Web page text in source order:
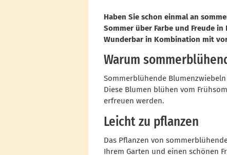
Haben Sie schon einmal an
Sommer über Farbe und Freude
Wunderbar in Kombination mit
Warum
Sommerblühende
Diese Blumen blühen vom
erfreuen werden.
Leicht zu pflanzen
Das Pflanzen von
Ihrem Garten und einen schönen